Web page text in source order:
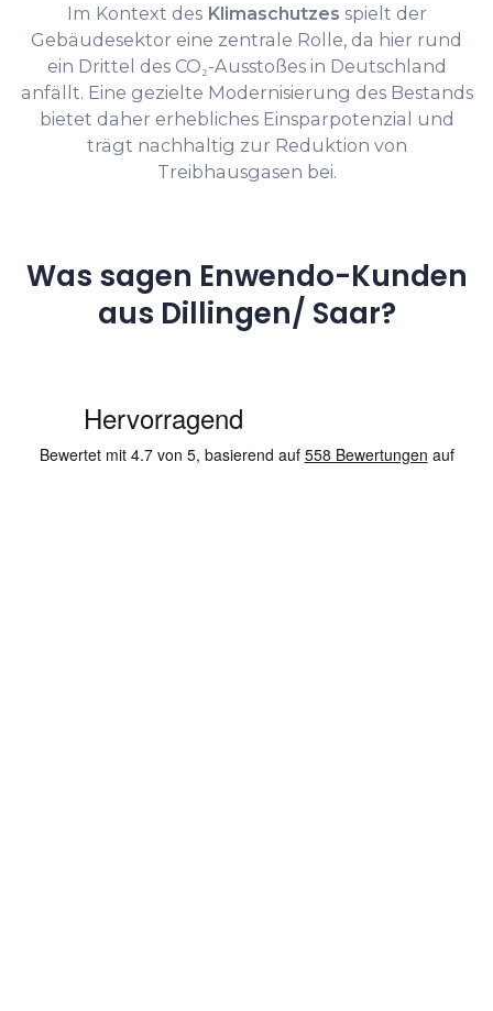
Im Kontext des Klimaschutzes spielt der
Gebäudesektor eine zentrale Rolle, da hier rund
ein Drittel des CO₂-Ausstoßes in Deutschland
anfällt. Eine gezielte Modernisierung des Bestands
bietet daher erhebliches Einsparpotenzial und
trägt nachhaltig zur Reduktion von
Treibhausgasen bei.
Was sagen Enwendo-Kunden
aus Dillingen/ Saar?